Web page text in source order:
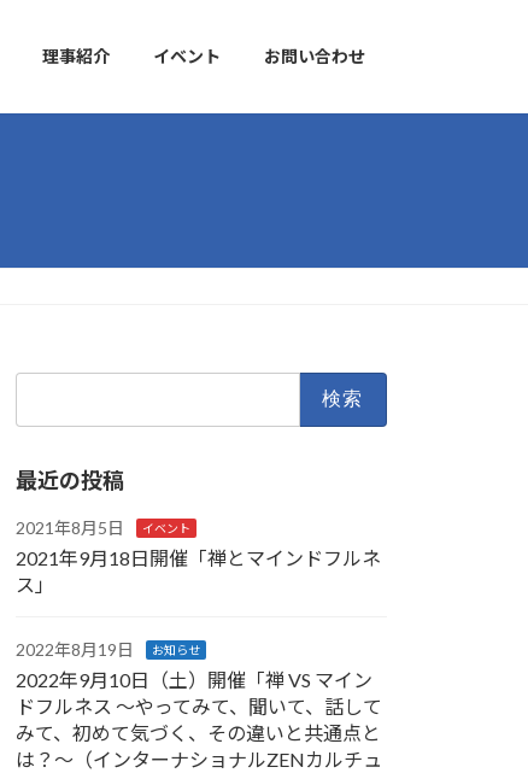
理事紹介 イベント お問い合わせ
最近の投稿
2021年8月5日 イベント
2021年9月18日開催「禅とマインドフルネ
ス」
2022年8月19日 お知らせ
2022年9月10日（土）開催「禅 VS マイン
ドフルネス 〜やってみて、聞いて、話して
みて、初めて気づく、その違いと共通点と
は？〜（インターナショナルZENカルチュ